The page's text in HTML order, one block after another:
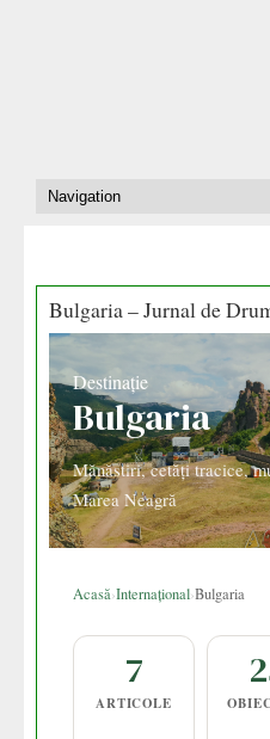
Bulgaria – Jurnal de
Destinație
Bulgaria
Mănăstiri, cetăți tracice,
Marea Neagră
Acasă›Internațional›Bulgaria
7
ARTICOLE